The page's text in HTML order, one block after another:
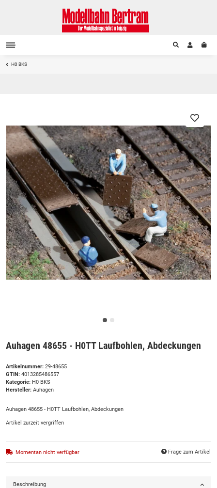
H0 BKS
Auhagen 48655 - H0TT Laufbohlen, Abdeckungen
Artikelnummer: 29-48655
GTIN: 4013285486557
Kategorie: H0 BKS
Hersteller: Auhagen
Auhagen 48655 - H0TT Laufbohlen, Abdeckungen
Artikel zurzeit vergriffen
Momentan nicht verfügbar Frage zum Artikel
Beschreibung